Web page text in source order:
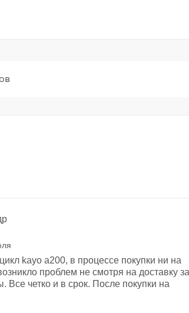
kayo a200, в процессе покупки ни на
проблем не смотря на доставку за
Все четко и в срок. После покупки на
был 0, при этом представители магазина
связи и в итоге проблема была решена.